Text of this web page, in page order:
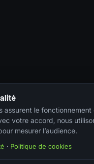
assurent le fonctionnement
votre accord, nous
mesurer l’audience.
· Politique de cookies